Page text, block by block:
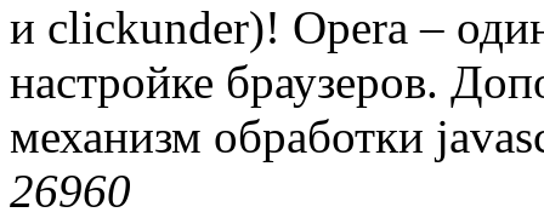
и clickunder)! Opera –
настройке браузеров.
механизм обработки
26960